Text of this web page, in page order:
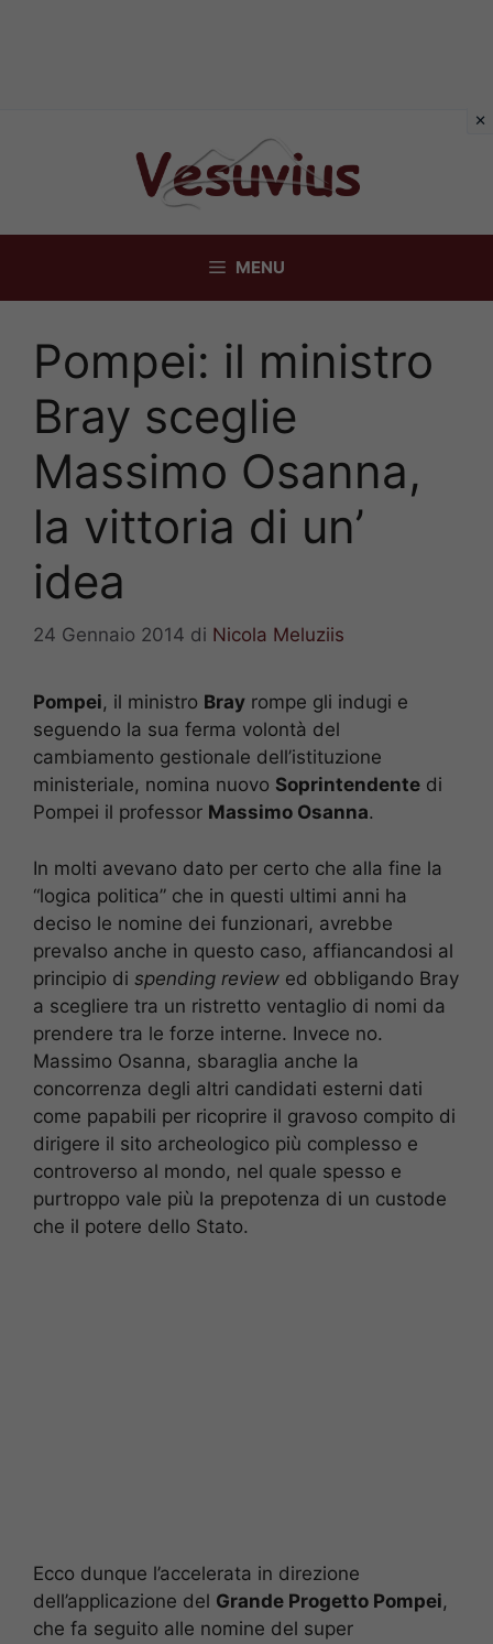
MENU
Pompei: il ministro
Bray sceglie
Massimo Osanna,
la vittoria di un’
idea
24 Gennaio 2014 di Nicola Meluziis
Pompei, il ministro Bray rompe gli indugi e
seguendo la sua ferma volontà del
cambiamento gestionale dell’istituzione
ministeriale, nomina nuovo Soprintendente di
Pompei il professor Massimo Osanna.
In molti avevano dato per certo che alla fine la
“logica politica” che in questi ultimi anni ha
deciso le nomine dei funzionari, avrebbe
prevalso anche in questo caso, affiancandosi al
principio di spending review ed obbligando Bray
a scegliere tra un ristretto ventaglio di nomi da
prendere tra le forze interne. Invece no.
Massimo Osanna, sbaraglia anche la
concorrenza degli altri candidati esterni dati
come papabili per ricoprire il gravoso compito di
dirigere il sito archeologico più complesso e
controverso al mondo, nel quale spesso e
purtroppo vale più la prepotenza di un custode
che il potere dello Stato.
Ecco dunque l’accelerata in direzione
dell’applicazione del Grande Progetto Pompei,
che fa seguito alle nomine del super